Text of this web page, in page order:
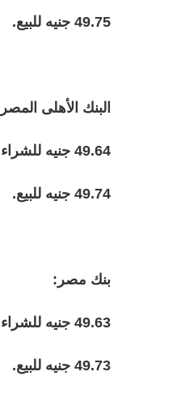
49.75 جنيه للبيع.
البنك الأهلى
49.64 جنيه للشراء
49.74 جنيه للبيع.
بنك مصر:
49.63 جنيه للشراء.
49.73 جنيه للبيع.